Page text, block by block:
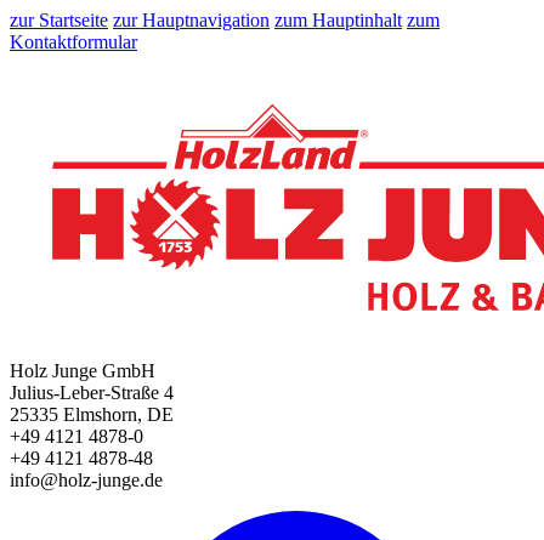
zur Startseite zur Hauptnavigation zum Hauptinhalt zum
Kontaktformular
Holz Junge GmbH
Julius-Leber-Straße 4
25335 Elmshorn, DE
+49 4121 4878-0
+49 4121 4878-48
info@holz-junge.de